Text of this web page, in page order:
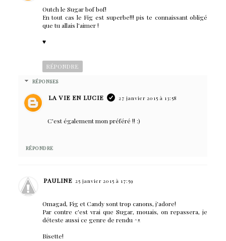
Outch le Sugar bof bof!
En tout cas le Fig est superbe!!! pis te connaissant obligé
que tu allais l'aimer !
♥
RÉPONDRE
RÉPONSES
LA VIE EN LUCIE 27 janvier 2015 à 13:58
C'est également mon préféré !! :)
RÉPONDRE
PAULINE 25 janvier 2015 à 17:59
Omagad, Fig et Candy sont trop canons, j'adore!
Par contre c'est vrai que Sugar, mouais, on repassera, je
déteste aussi ce genre de rendu ^-^
Bisette!